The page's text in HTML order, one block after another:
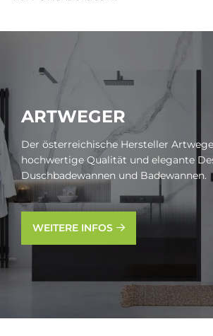
ART­WE­GER
Der österreichische Hersteller
hochwertige Qualität und elegante
Duschbadewannen und Badewannen.
WEITERE INFOS